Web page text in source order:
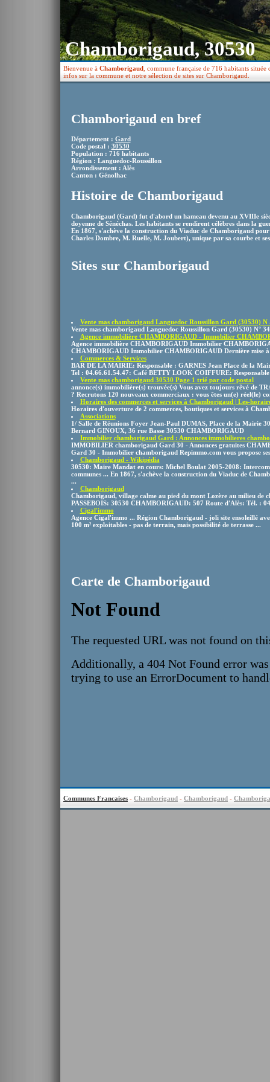
Chamborigaud, 30530
Bienvenue à Chamborigaud , commune française de 716 habitants
infos sur la commune et notre sélection de sites sur Chamborigaud.
Chamborigaud en bref
Département : Gard
Code postal : 30530
Population : 716 habitants
Région : Languedoc-Roussillon
Arrondissement : Alès
Canton : Génolhac
Histoire de Chamborigaud
Chamborigaud (Gard) fut d'abord un hameau devenu au XVIIIe
doyenne de Sénéchas. Les habitants se rendirent célèbres dans la
En 1867, s'achève la construction du Viaduc de Chamborigaud
Charles Dombre, M. Ruelle, M. Joubert), unique par sa courbe et
Sites sur Chamborigaud
Vente mas chamborigaud Languedoc Roussillon Gard (30530) N
Vente mas chamborigaud Languedoc Roussillon Gard (30530) N°
Agence immobilière CHAMBORIGAUD - Immobilier
Agence immobilière CHAMBORIGAUD Immobilier
CHAMBORIGAUD Immobilier CHAMBORIGAUD Dernière mise
Commerces & Services
BAR DE LA MAIRIE: Responsable : GARNES Jean Place de la
Tel : 04.66.61.54.47: Café BETTY LOOK COIFFURE:
Vente mas chamborigaud 30530 Page 1 trié par code postal
annonce(s) immobilière(s) trouvée(s) Vous avez toujours rêvé de
? Recrutons 120 nouveaux commerciaux : vous êtes un(e) réel(le)
Horaires des commerces et services à Chamborigaud | Les-
Horaires d'ouverture de 2 commerces, boutiques et services à
Associations
1/ Salle de Réunions Foyer Jean-Paul DUMAS, Place de la Mairie
Bernard GINOUX, 36 rue Basse 30530 CHAMBORIGAUD
Immobilier chamborigaud Gard : Annonces immobilieres
IMMOBILIER chamborigaud Gard 30 - Annonces gratuites
Gard 30 - Immobilier chamborigaud Repimmo.com vous propose
Chamborigaud - Wikipédia
30530: Maire Mandat en cours: Michel Boulat 2005-2008:
communes ... En 1867, s'achève la construction du Viaduc de
...
Chamborigaud
Chamborigaud, village calme au pied du mont Lozère au milieu de
PASSEBOIS: 30530 CHAMBORIGAUD: 507 Route d'Alès: Tél. :
Cigal'immo
Agence Cigal'immo ... Région Chamborigaud - joli site ensoleillé
100 m² exploitables - pas de terrain, mais possibilité de terrasse ...
Carte de Chamborigaud
Communes Francaises - Chamborigaud - Chamborigaud -